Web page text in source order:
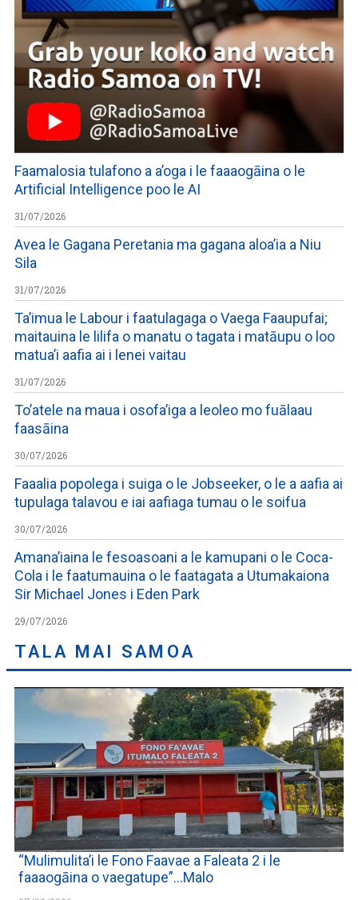
Faamalosia tulafono a a’oga i le faaaogāina o le
Artificial Intelligence poo le AI
31/07/2026
Avea le Gagana Peretania ma gagana aloa’ia a Niu
Sila
31/07/2026
Ta’imua le Labour i faatulagaga o Vaega Faaupufai;
maitauina le lilifa o manatu o tagata i matāupu o loo
matua’i aafia ai i lenei vaitau
31/07/2026
To’atele na maua i osofa’iga a leoleo mo fuālaau
faasāina
30/07/2026
Faaalia popolega i suiga o le Jobseeker, o le a aafia ai
tupulaga talavou e iai aafiaga tumau o le soifua
30/07/2026
Amana’iaina le fesoasoani a le kamupani o le Coca-
Cola i le faatumauina o le faatagata a Utumakaiona
Sir Michael Jones i Eden Park
29/07/2026
TALA MAI SAMOA
“Mulimulita’i le Fono Faavae a Faleata 2 i le
faaaogāina o vaegatupe”…Malo